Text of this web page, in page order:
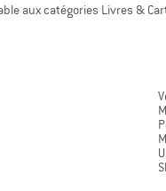
aux catégories Livres &